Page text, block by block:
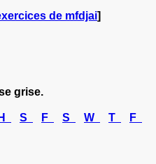
de mfdjai]
grise.
H S F S W T
F